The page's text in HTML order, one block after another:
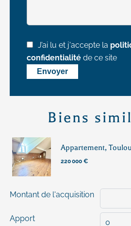
J’ai lu et j'accepte la
confidentialité de ce site
Envoyer
Biens
Appartement,
220 000 €
Montant de l'acquisition
Apport